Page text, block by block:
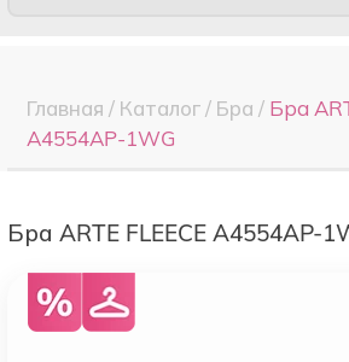
Главная / Каталог/ Бра / Бра
A4554AP-1WG
Бра ARTE FLEECE A4554AP-